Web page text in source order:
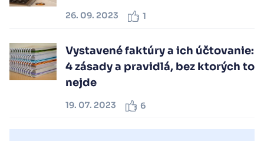
26. 09. 2023 1
Vystavené faktúry a ich účtovanie:
4 zásady a pravidlá, bez ktorých to
nejde
19. 07. 2023 6